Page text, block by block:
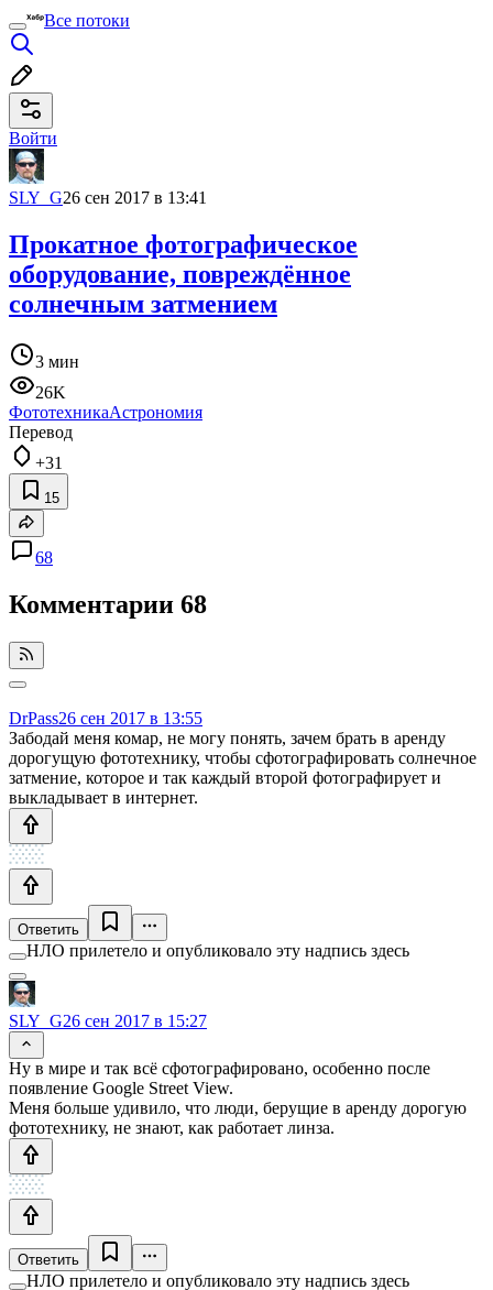
Все потоки
Войти
SLY_G26 сен 2017 в 13:41
Прокатное фотографическое
оборудование, повреждённое
солнечным затмением
3 мин
26K
ФототехникаАстрономия
Перевод
+31
15
68
Комментарии 68
DrPass26 сен 2017 в 13:55
Забодай меня комар, не могу понять, зачем брать в аренду
дорогущую фототехнику, чтобы сфотографировать солнечное
затмение, которое и так каждый второй фотографирует и
выкладывает в интернет.
Ответить
НЛО прилетело и опубликовало эту надпись здесь
SLY_G26 сен 2017 в 15:27
Ну в мире и так всё сфотографировано, особенно после
появление Google Street View.
Меня больше удивило, что люди, берущие в аренду дорогую
фототехнику, не знают, как работает линза.
Ответить
НЛО прилетело и опубликовало эту надпись здесь